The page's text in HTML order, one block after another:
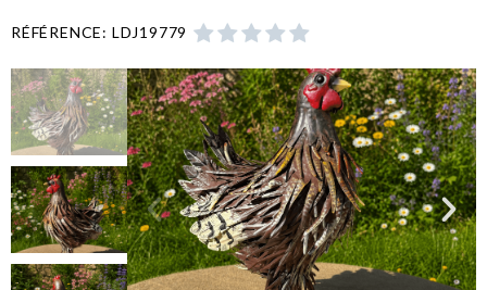
RÉFÉRENCE LDJ19779     